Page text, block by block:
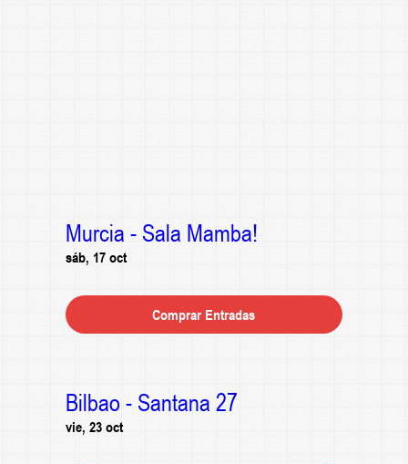
Murcia - Sala Mamba!
sáb, 17 oct
Comprar Entradas
Bilbao - Santana 27
vie, 23 oct